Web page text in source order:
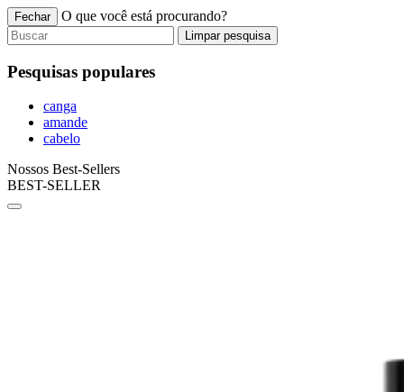
Fechar O que você está procurando?
Limpar pesquisa
Pesquisas populares
canga
amande
cabelo
Nossos Best-Sellers
BEST-SELLER